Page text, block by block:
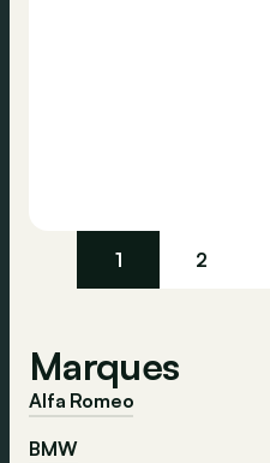
1 2
Marques
Alfa Romeo
BMW